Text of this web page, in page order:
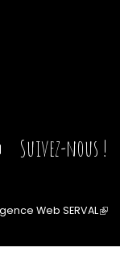
Suivez-nous !
Web SERVAL(le